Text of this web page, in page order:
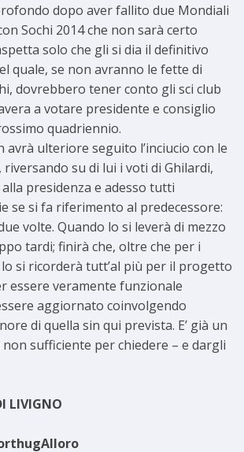
dopo aver fallito due Mondiali
Sochi 2014 che non sarà certo
solo che gli si dia il definitivo
quale, se non avranno le fette di
dovrebbero tener conto gli sci club
a votare presidente e consiglio
quadriennio.
avrà ulteriore seguito l’inciucio con le
riversando su di lui i voti di Ghilardi,
presidenza e adesso tutti
se si fa riferimento al predecessore:
volte. Quando lo si leverà di mezzo
tardi; finirà che, oltre che per i
si ricorderà tutt’al più per il progetto
essere veramente funzionale
aggiornato coinvolgendo
di quella sin qui prevista. E’ già un
sufficiente per chiedere – e dargli
LIVIGNO